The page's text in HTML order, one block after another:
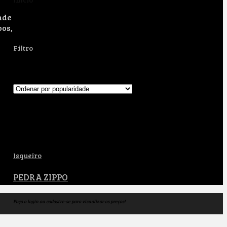
Filtro
Isqueiro
PEDRA ZIPPO
Faça o login ou cadastre-se para visualizar os preços!